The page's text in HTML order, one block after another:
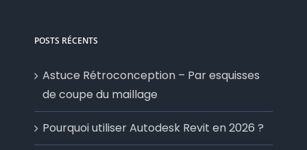
POSTS RÉCENTS
Astuce Rétroconception – Par esquisses
de coupe du maillage
Pourquoi utiliser Autodesk Revit en 2026 ?